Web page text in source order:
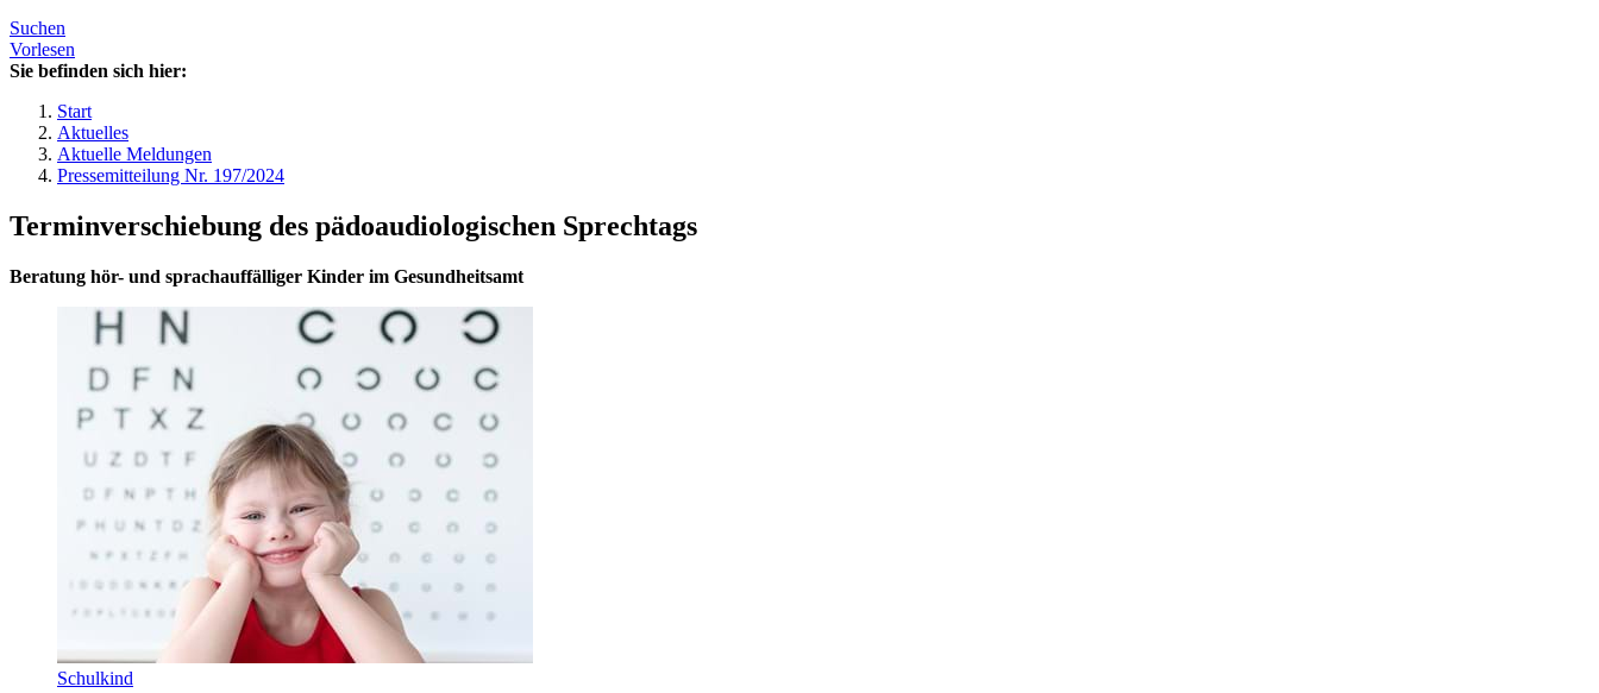
Suchen
Vorlesen
Sie befinden sich hier:
Start
Aktuelles
Aktuelle Meldungen
Pressemitteilung Nr. 197/2024
Terminverschiebung des pädoaudiologischen Sprechtags
Beratung hör- und sprachauffälliger Kinder im Gesundheitsamt
Schulkind